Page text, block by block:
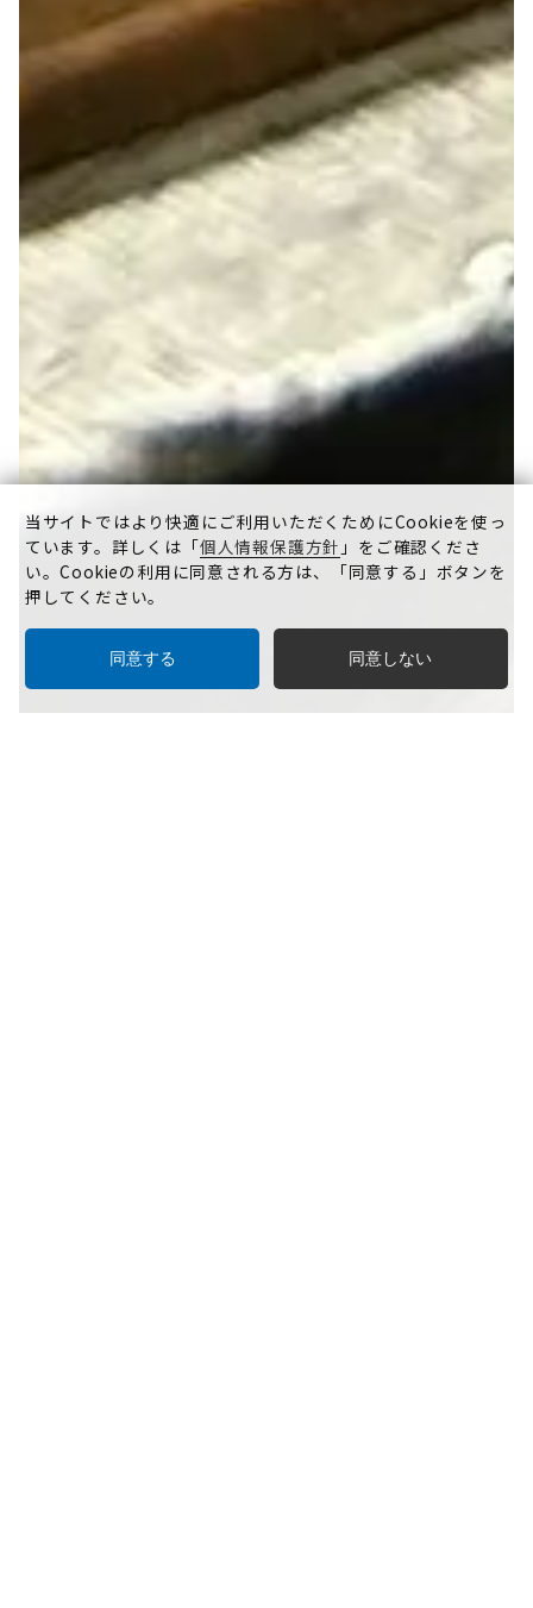
当サイトではより快適にご利用いただくためにCookieを使っ
ています。詳しくは「個人情報保護方針 」をご確認くださ
い。Cookieの利用に同意される方は、「同意する」ボタンを
押してください。
同意する 同意しない